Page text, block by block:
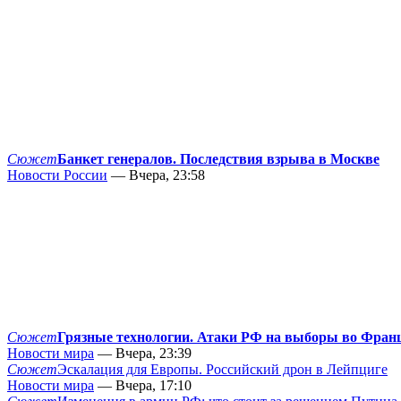
СюжетБанкет генералов. Последствия взрыва в Москве
Новости России — Вчера, 23:58
СюжетГрязные технологии. Атаки РФ на выборы во
Новости мира — Вчера, 23:39
СюжетЭскалация для Европы. Российский дрон в Лейпциге
Новости мира — Вчера, 17:10